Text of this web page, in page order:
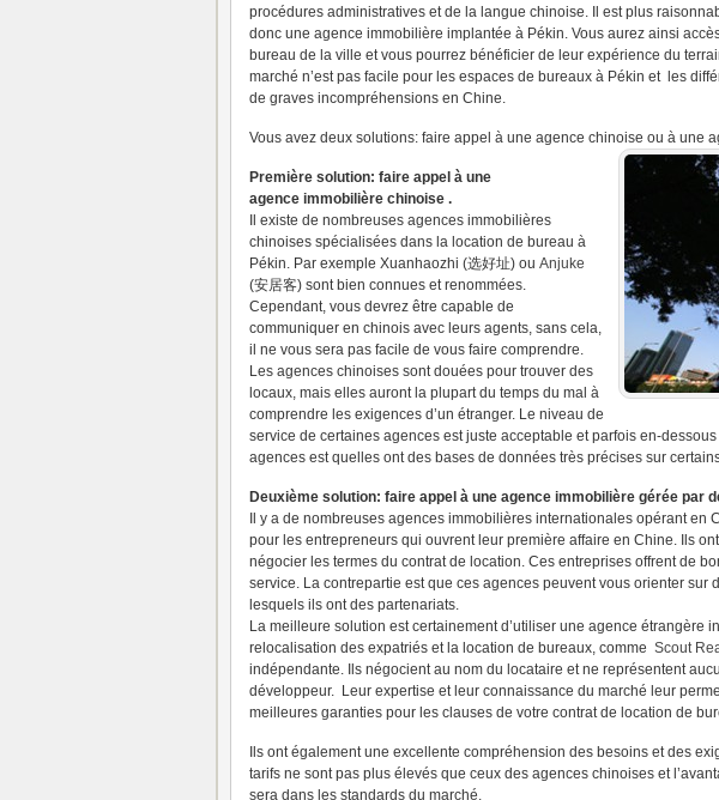
procédures administratives et de la langue chinoise. Il est plus
donc une agence immobilière implantée à Pékin. Vous aurez ainsi
bureau de la ville et vous pourrez bénéficier de leur expérience du
marché n’est pas facile pour les espaces de bureaux à Pékin et les
de graves incompréhensions en Chine.
Vous avez deux solutions: faire appel à une agence chinoise ou à une
Première solution: faire appel à une
agence immobilière chinoise .
Il existe de nombreuses agences immobilières
chinoises spécialisées dans la location de bureau à
Pékin. Par exemple Xuanhaozhi (选好址) ou Anjuke
(安居客) sont bien connues et renommées.
Cependant, vous devrez être capable de
communiquer en chinois avec leurs agents, sans cela,
il ne vous sera pas facile de vous faire comprendre.
Les agences chinoises sont douées pour trouver des
locaux, mais elles auront la plupart du temps du mal à
comprendre les exigences d’un étranger. Le niveau de
service de certaines agences est juste acceptable et parfois en-
agences est quelles ont des bases de données très précises sur
Deuxième solution: faire appel à une agence immobilière gérée par
Il y a de nombreuses agences immobilières internationales opérant en
pour les entrepreneurs qui ouvrent leur première affaire en Chine. Ils
négocier les termes du contrat de location. Ces entreprises offrent de
service. La contrepartie est que ces agences peuvent vous orienter sur
lesquels ils ont des partenariats.
La meilleure solution est certainement d’utiliser une agence étrangère
relocalisation des expatriés et la location de bureaux, comme Scout
indépendante. Ils négocient au nom du locataire et ne représentent
développeur. Leur expertise et leur connaissance du marché leur
meilleures garanties pour les clauses de votre contrat de location de
Ils ont également une excellente compréhension des besoins et des
tarifs ne sont pas plus élevés que ceux des agences chinoises et
sera dans les standards du marché.